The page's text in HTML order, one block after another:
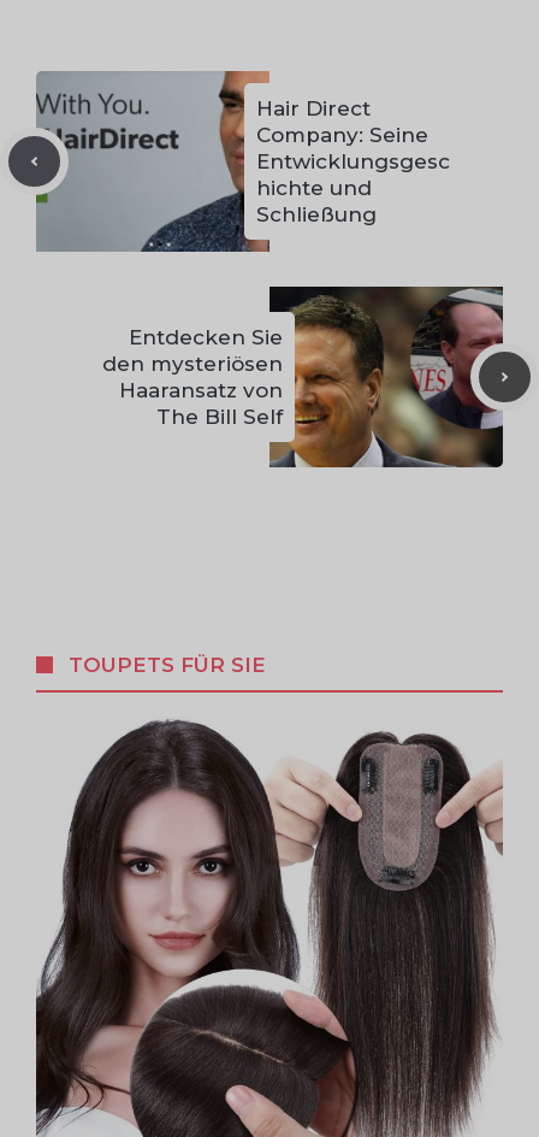
Hair Direct
Company: Seine
Entwicklungsgesc
hichte und
Schließung
Entdecken Sie
den mysteriösen
Haaransatz von
The Bill Self
TOUPETS FÜR SIE